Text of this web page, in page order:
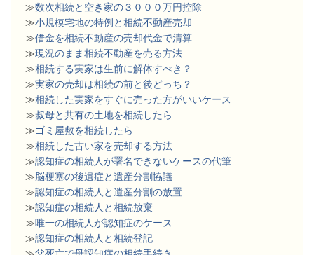
≫数次相続と空き家の３０００万円控除
≫小規模宅地の特例と相続不動産売却
≫借金を相続不動産の売却代金で清算
≫現況のまま相続不動産を売る方法
≫相続する実家は生前に解体すべき？
≫実家の売却は相続の前と後どっち？
≫相続した実家をすぐに売った方がいいケース
≫叔母と共有の土地を相続したら
≫ゴミ屋敷を相続したら
≫相続した古い家を売却する方法
≫認知症の相続人が署名できないケースの代筆
≫脳梗塞の後遺症と遺産分割協議
≫認知症の相続人と遺産分割の放置
≫認知症の相続人と相続放棄
≫唯一の相続人が認知症のケース
≫認知症の相続人と相続登記